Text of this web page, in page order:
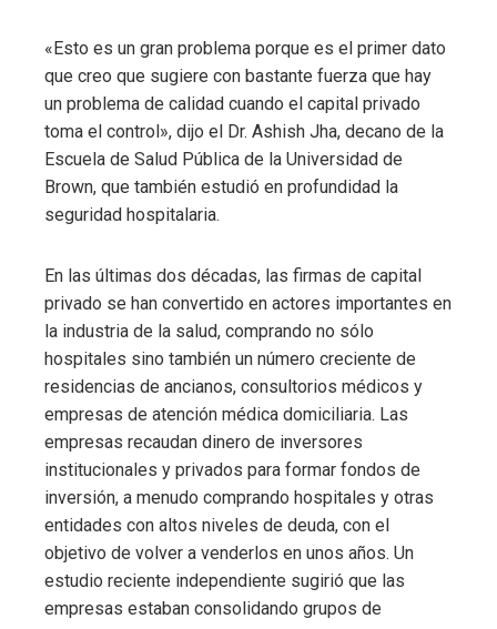
«Esto es un gran problema porque es el primer dato
que creo que sugiere con bastante fuerza que hay
un problema de calidad cuando el capital privado
toma el control», dijo el Dr. Ashish Jha, decano de la
Escuela de Salud Pública de la Universidad de
Brown, que también estudió en profundidad la
seguridad hospitalaria.
En las últimas dos décadas, las firmas de capital
privado se han convertido en actores importantes en
la industria de la salud, comprando no sólo
hospitales sino también un número creciente de
residencias de ancianos, consultorios médicos y
empresas de atención médica domiciliaria. Las
empresas recaudan dinero de inversores
institucionales y privados para formar fondos de
inversión, a menudo comprando hospitales y otras
entidades con altos niveles de deuda, con el
objetivo de volver a venderlos en unos años. Un
estudio reciente independiente sugirió que las
empresas estaban consolidando grupos de